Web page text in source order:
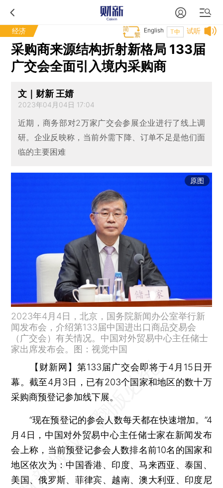
经济 试听
T中
English
采购商来源结构折射新格局 133届
广交会全面引入境内采购商
文｜财新 王婧
2023年04月04日 17:04
近期，商务部对2万家广交会参展企业进行了线上调
研。企业反映称，当前外需下降、订单不足是他们面
临的主要困难
原图
2023年4月4日，北京，国务院新闻办公室举行新
闻发布会，介绍第133届中国进出口商品交易会
（广交会）有关情况。中国对外贸易中心主任储士
家出席发布会。图：视觉中国
【财新网】第133届广交会即将于4月15日开
幕。截至4月3日，已有203个国家和地区的数十万
采购商预登记参加线下展。
“现在预登记的参会人数每天都在快速增加。”4
月4日，中国对外贸易中心主任储士家在新闻发布
会上称，当前预登记参会人数排名前10名的国家和
地区依次为：中国香港、印度、马来西亚、泰国、
美国、俄罗斯、菲律宾、越南、澳大利亚、印度尼